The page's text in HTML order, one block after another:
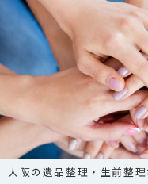
大阪の遺品整理・生前整